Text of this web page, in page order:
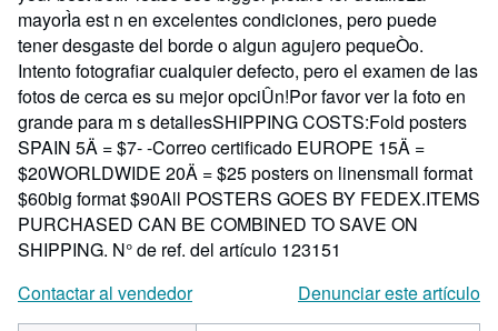
mayorÌa est n en excelentes condiciones, pero puede
tener desgaste del borde o algun agujero pequeÒo.
Intento fotografiar cualquier defecto, pero el examen de las
fotos de cerca es su mejor opciÛn!Por favor ver la foto en
grande para m s detallesSHIPPING COSTS:Fold posters
SPAIN 5Ä = $7- -Correo certificado EUROPE 15Ä =
$20WORLDWIDE 20Ä = $25 posters on linensmall format
$60big format $90All POSTERS GOES BY FEDEX.ITEMS
PURCHASED CAN BE COMBINED TO SAVE ON
SHIPPING. N° de ref. del artículo 123151
Contactar al vendedor
Denunciar este artículo